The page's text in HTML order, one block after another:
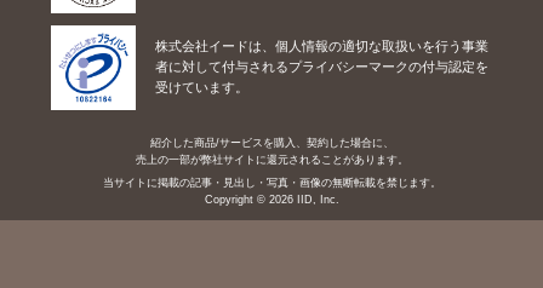
株式会社イードは、個人情報の適切な取扱いを行う事業
者に対して付与されるプライバシーマークの付与認定を
受けています。
紹介した商品/サービスを購入、契約した場合に、
売上の一部が弊社サイトに還元されることがあります。
当サイトに掲載の記事・見出し・写真・画像の無断転載を禁じます。
Copyright © 2026 IID, Inc.